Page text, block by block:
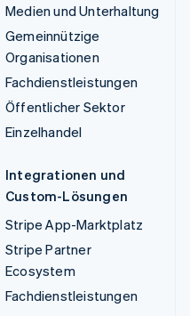
Medien und Unterhaltung
Gemeinnützige
Organisationen
Fachdienstleistungen
Öffentlicher Sektor
Einzelhandel
Integrationen und
Custom-Lösungen
Stripe App-Marktplatz
Stripe Partner
Ecosystem
Fachdienstleistungen